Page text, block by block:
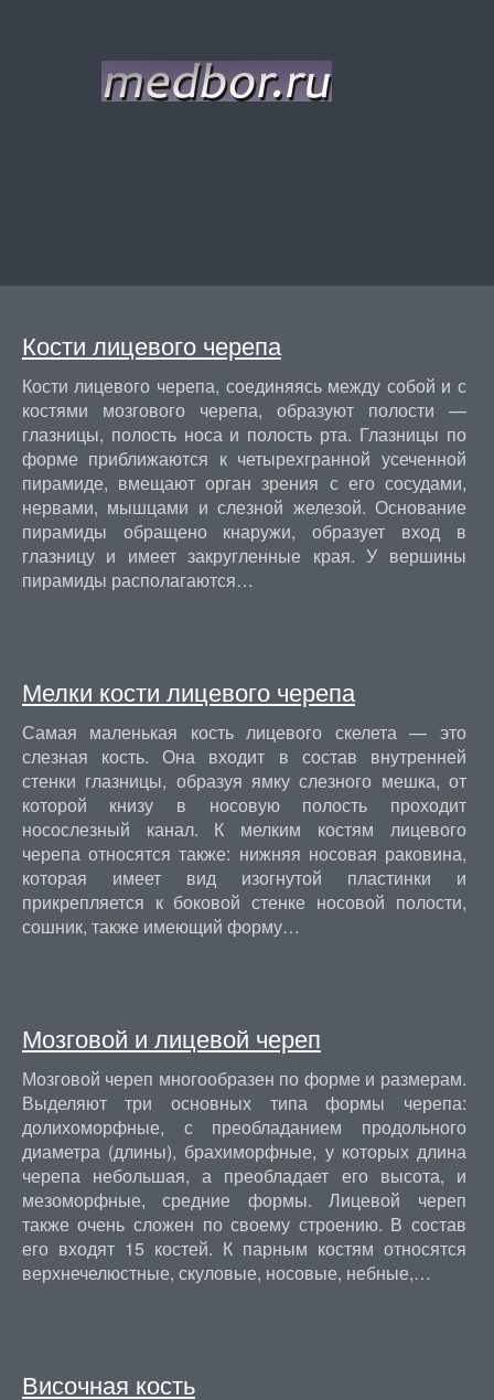
Кости лицевого черепа
Кости лицевого черепа, соединяясь между собой и с
костями мозгового черепа, образуют полости —
глазницы, полость носа и полость рта. Глазницы по
форме приближаются к четырехгранной усеченной
пирамиде, вмещают орган зрения с его сосудами,
нервами, мышцами и слезной железой. Основание
пирамиды обращено кнаружи, образует вход в
глазницу и имеет закругленные края. У вершины
пирамиды располагаются…
Мелки кости лицевого черепа
Самая маленькая кость лицевого скелета — это
слезная кость. Она входит в состав внутренней
стенки глазницы, образуя ямку слезного мешка, от
которой книзу в носовую полость проходит
носослезный канал. К мелким костям лицевого
черепа относятся также: нижняя носовая раковина,
которая имеет вид изогнутой пластинки и
прикрепляется к боковой стенке носовой полости,
сошник, также имеющий форму…
Мозговой и лицевой череп
Мозговой череп многообразен по форме и размерам.
Выделяют три основных типа формы черепа:
долихоморфные, с преобладанием продольного
диаметра (длины), брахиморфные, у которых длина
черепа небольшая, а преобладает его высота, и
мезоморфные, средние формы. Лицевой череп
также очень сложен по своему строению. В состав
его входят 15 костей. К парным костям относятся
верхнечелюстные, скуловые, носовые, небные,…
Височная кость